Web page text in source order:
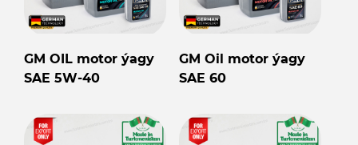
GM OIL motor ýagy
SAE 5W-40
GM Oil motor ýagy
SAE 60